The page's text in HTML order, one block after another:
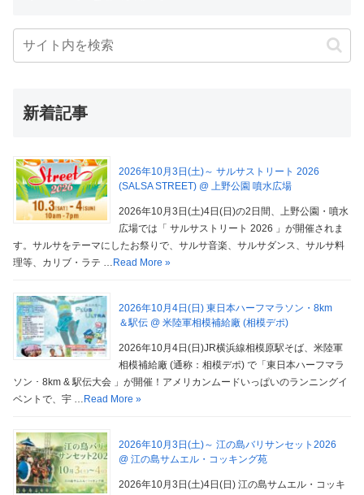
新着記事
2026年10月3日(土)～ サルサストリート 2026
(SALSA STREET) @ 上野公園 噴水広場
2026年10月3日(土)4日(日)の2日間、上野公園・噴水
広場では「 サルサストリート 2026 」が開催されま
す。サルサをテーマにしたお祭りで、サルサ音楽、サルサダンス、サルサ料
理等、カリブ・ラテ … Read More »
2026年10月4日(日) 東日本ハーフマラソン・8km
＆駅伝 @ 米陸軍相模補給廠 (相模デポ)
2026年10月4日(日)JR横浜線相模原駅そば、米陸軍
相模補給廠 (通称：相模デポ) で「東日本ハーフマラ
ソン ･ 8km & 駅伝大会 」が開催！アメリカンムードいっぱいのランニングイ
ベントで、宇 … Read More »
2026年10月3日(土)～ 江の島バリサンセット2026
@ 江の島サムエル・コッキング苑
2026年10月3日(土)4日(日) 江の島サムエル・コッキ